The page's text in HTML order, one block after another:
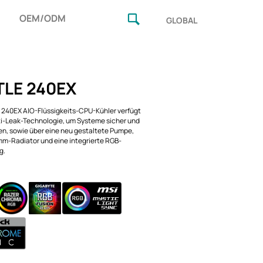
OEM/ODM GLOBAL
240EX
240EX AIO-Flüssigkeits-CPU-Kühler verfügt
Leak-Technologie, um Systeme sicher und
sowie über eine neu gestaltete Pumpe,
Radiator und eine integrierte RGB-